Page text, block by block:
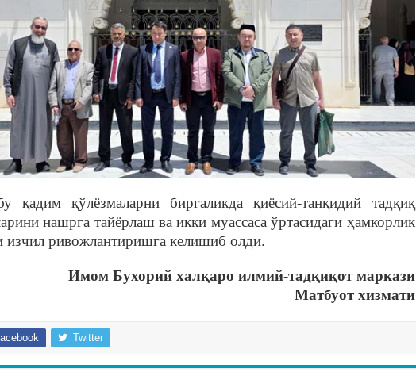
қадим қўлёзмаларни биргаликда қиёсий-танқидий тадқиқ
нашрга тайёрлаш ва икки муассаса ўртасидаги ҳамкорлик
изчил ривожлантиришга келишиб олди.
Имом Бухорий халқаро илмий-тадқиқот маркази
Матбуот хизмати
Twitter